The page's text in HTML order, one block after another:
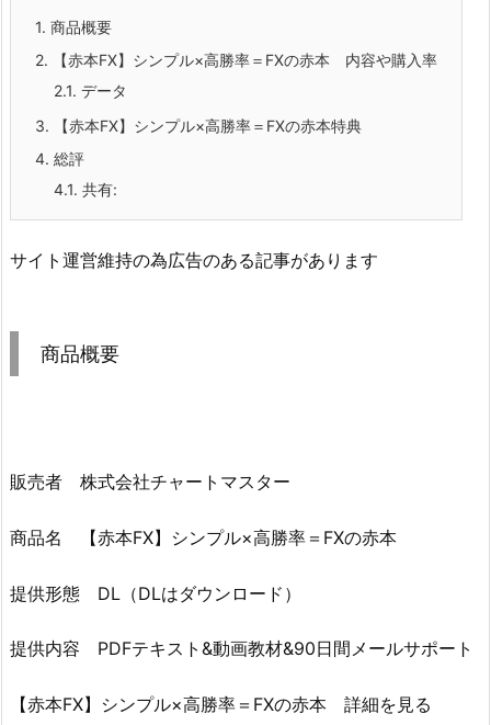
1. 商品概要
2. 【赤本FX】シンプル×高勝率＝FXの赤本 内容や購入率
2.1. データ
3. 【赤本FX】シンプル×高勝率＝FXの赤本特典
4. 総評
4.1. 共有:
サイト運営維持の為広告のある記事があります
商品概要
販売者 株式会社チャートマスター
商品名 【赤本FX】シンプル×高勝率＝FXの赤本
提供形態 DL（DLはダウンロード）
提供内容 PDFテキスト&動画教材&90日間メールサポート
【赤本FX】シンプル×高勝率＝FXの赤本 詳細を見る